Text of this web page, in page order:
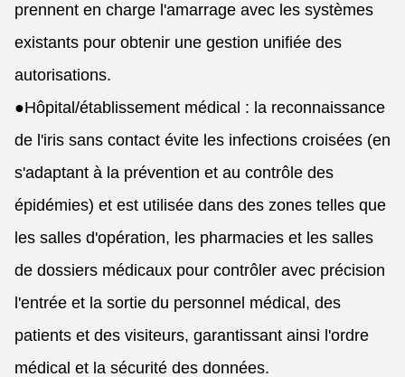
prennent en charge l'amarrage avec les systèmes
existants pour obtenir une gestion unifiée des
autorisations.
●Hôpital/établissement médical : la reconnaissance
de l'iris sans contact évite les infections croisées (en
s'adaptant à la prévention et au contrôle des
épidémies) et est utilisée dans des zones telles que
les salles d'opération, les pharmacies et les salles
de dossiers médicaux pour contrôler avec précision
l'entrée et la sortie du personnel médical, des
patients et des visiteurs, garantissant ainsi l'ordre
médical et la sécurité des données.